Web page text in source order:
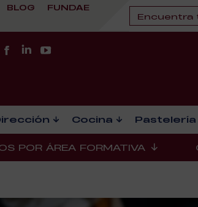
BLOG FUNDAE
Cocina Pastelería
POR ÁREA FORMATIVA